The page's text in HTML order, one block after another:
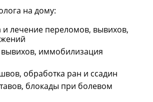
на дому:
и лечение переломов, вывихов,
иммобилизация
обработка ран и ссадин
блокады при болевом